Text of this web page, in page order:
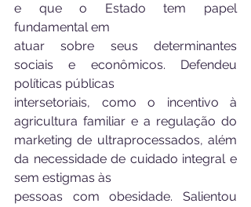
e que o Estado tem papel
fundamental em
atuar sobre seus determinantes
sociais e econômicos. Defendeu
políticas públicas
intersetoriais, como o incentivo à
agricultura familiar e a regulação do
marketing de ultraprocessados, além
da necessidade de cuidado integral e
sem estigmas às
pessoas com obesidade. Salientou